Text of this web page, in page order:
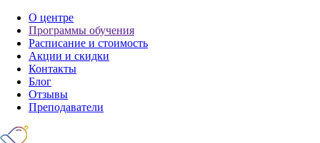
О центре
Программы обучения
Расписание и стоимость
Акции и скидки
Контакты
Блог
Отзывы
Преподаватели